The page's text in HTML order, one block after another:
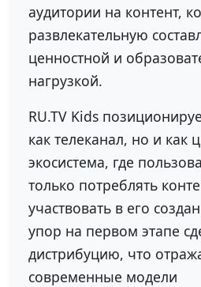
аудитории на контент,
развлекательную
ценностной и
нагрузкой.
RU.TV Kids
как телеканал, но и как
экосистема, где
только потреблять
участвовать в его
упор на первом этапе
дистрибуцию, что
современные модели